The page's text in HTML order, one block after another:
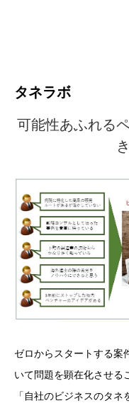
タネラボ
可能性あふれる
ゼロからスタートする案
いて問題を顕在化させる
「自社のビジネスのタ